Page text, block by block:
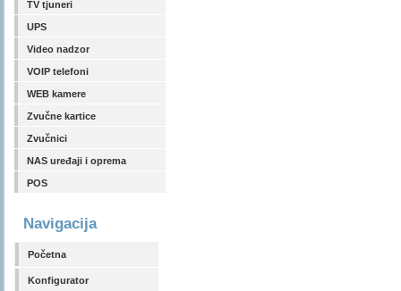
TV tjuneri
UPS
Video nadzor
VOIP telefoni
WEB kamere
Zvučne kartice
Zvučnici
NAS uređaji i oprema
POS
Navigacija
Početna
Konfigurator